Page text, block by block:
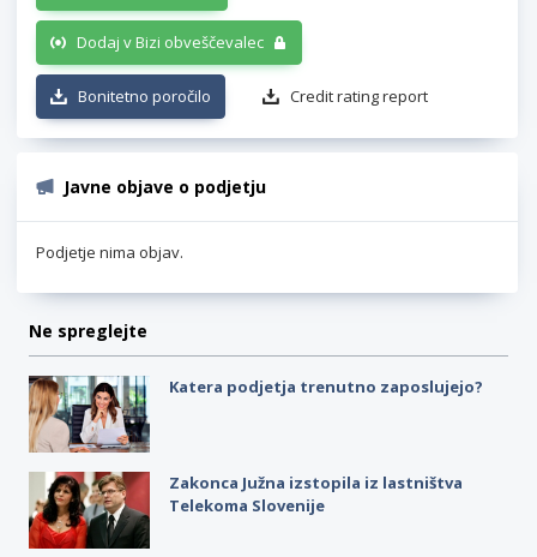
Dodaj v Bizi obveščevalec
Bonitetno poročilo Credit rating report
Javne objave o podjetju
Podjetje nima objav.
Ne spreglejte
Katera podjetja trenutno zaposlujejo?
Zakonca Južna izstopila iz lastništva
Telekoma Slovenije